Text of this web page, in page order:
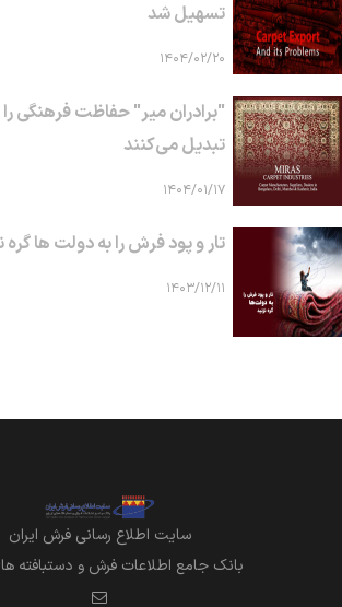
تسهیل شد
۱۴۰۴/۰۲/۲۰
"برادران میر" حفاظت فرهنگی
تبدیل می‌کنند
۱۴۰۴/۰۱/۱۷
تار و پود فرش را به دولت ها گره
۱۴۰۳/۱۲/۱۱
سايت اطلاع رساني فرش ايران
بانک جامع اطلاعات فرش و دستبافته